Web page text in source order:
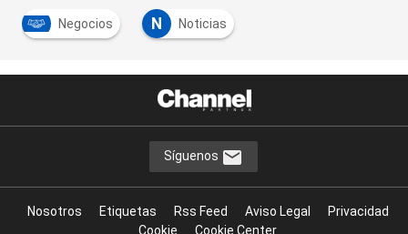
Negocios N Noticias
Síguenos
Nosotros Etiquetas Rss Feed Aviso Legal
Privacidad
Cookie
Cookie Center